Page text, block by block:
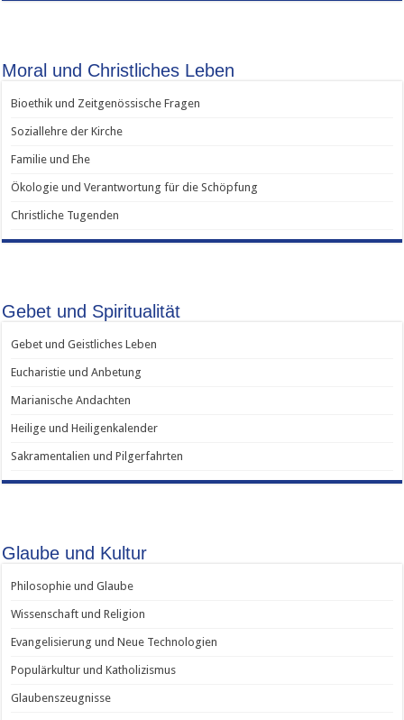
Moral und Christliches Leben
Bioethik und Zeitgenössische Fragen
Soziallehre der Kirche
Familie und Ehe
Ökologie und Verantwortung für die Schöpfung
Christliche Tugenden
Gebet und Spiritualität
Gebet und Geistliches Leben
Eucharistie und Anbetung
Marianische Andachten
Heilige und Heiligenkalender
Sakramentalien und Pilgerfahrten
Glaube und Kultur
Philosophie und Glaube
Wissenschaft und Religion
Evangelisierung und Neue Technologien
Populärkultur und Katholizismus
Glaubenszeugnisse